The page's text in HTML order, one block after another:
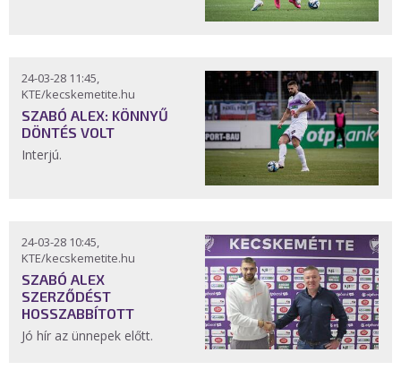
24-03-28 11:45,
KTE/kecskemetite.hu
SZABÓ ALEX: KÖNNYŰ
DÖNTÉS VOLT
Interjú.
24-03-28 10:45,
KTE/kecskemetite.hu
SZABÓ ALEX
SZERZŐDÉST
HOSSZABBÍTOTT
Jó hír az ünnepek előtt.